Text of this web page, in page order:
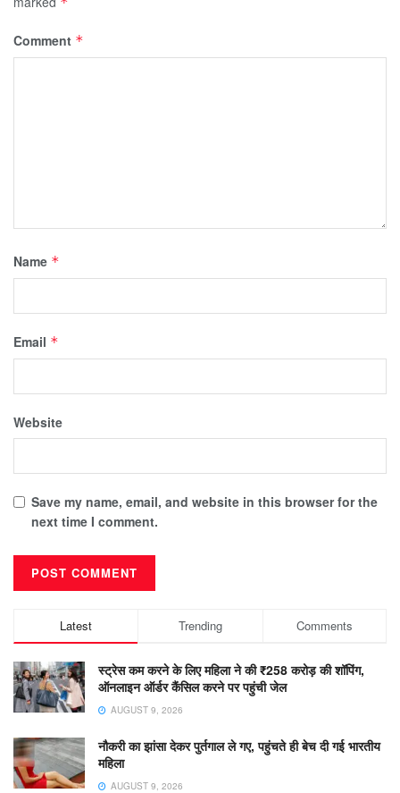
Comment *
Name *
Email *
Website
Save my name, email, and website in this browser for the
next time I comment.
Latest Trending Comments
स्ट्रेस कम करने के लिए महिला ने की ₹258 करोड़ की शॉपिंग,
ऑनलाइन ऑर्डर कैंसिल करने पर पहुंची जेल
AUGUST 9, 2026
नौकरी का झांसा देकर पुर्तगाल ले गए, पहुंचते ही बेच दी गई भारतीय
महिला
AUGUST 9, 2026